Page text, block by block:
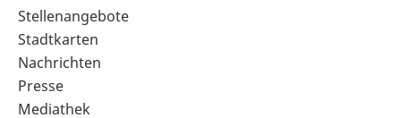
im
Fußbereich
Stellenangebote
Stadtkarten
Nachrichten
Presse
Mediathek